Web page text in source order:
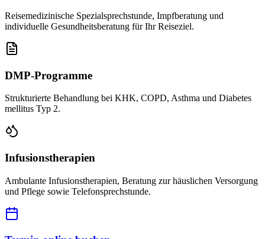
Reisemedizinische Spezialsprechstunde, Impfberatung und
individuelle Gesundheitsberatung für Ihr Reiseziel.
DMP-Programme
Strukturierte Behandlung bei KHK, COPD, Asthma und Diabetes
mellitus Typ 2.
Infusionstherapien
Ambulante Infusionstherapien, Beratung zur häuslichen Versorgung
und Pflege sowie Telefonsprechstunde.